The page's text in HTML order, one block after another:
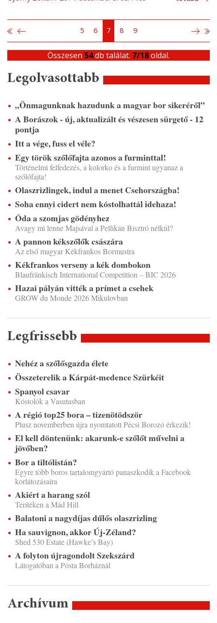
5 6 7 8 9
Összesen 54db találat. 7/18oldal.
Legolvasottabb
„Önmagunknak hazudunk a magyar bor sikeréről”
A Borászok - új, aktualizált és vészesen sürgető - 12
pontja
Itt a vége, fuss el véle?
Egy török szőlőfajta azonos a furminttal!
Történelmi felfedezés, a kolorko és a furmint ugyanaz a
szőlőfajta!
Olaszrizlingek, indul a menet Csehországba!
Soha ennyi cidert nem kóstolhattál idehaza!
Óda a szomjas gödényhez
Avagy mi lenne Majsával a Pellikán Bisztró nélkül?
A pannon kékszőlők császára
Az első magyar Kékfrankos Bormustra
Kékfrankos verseny a kék dombokon
Blaufränkisch International Competition – BIC 2026
Hazai pályán vitték a prímet a csehek
GROW du Monde 2026 Mikulovban
Legfrissebb
Nehéz a szőlősgazda élete
Összeterelik a Kárpát-medence Szürkéit
Spanyol csavar
Kóstolók a Vasutasban
A régió top25 bora – tizenötödször
Plusz novemberben újra nyomtatott Pécsi Borozó érkezik!
El kell döntenünk: akarunk-e szőlőt művelni a
jövőben?
Bor a tiltólistán?
Egyre több boros tartalomgyártó panaszkodik a Facebook
korlátozásaira
Akiért a harang szól
Terítéken a Mád Hill
Balatoni a nagydíjas dűlős olaszrizling
Ha sauvignon, akkor Új-Zéland?
Shed 530 Estate (Hawke’s Bay)
A folyton újragondolt Szekszárd
Látogatóban a Pósta Borháznál
Archívum